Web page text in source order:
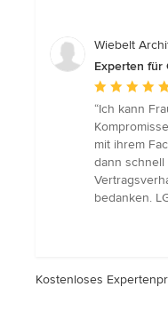
Wiebelt
Experten für
Bewertung:
5
von
5
Sternen
“Ich kann
mit ihrem
dann
bedanken.
Kostenloses